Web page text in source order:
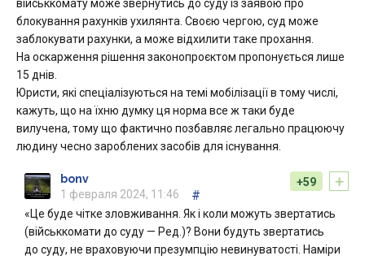
військкомату може звернутись до суду із заявою про
блокування рахунків ухилянта. Своєю чергою, суд може
заблокувати рахунки, а може відхилити таке прохання.
На оскарження рішення законопроєктом пропонується лише
15 днів.
Юристи, які спеціалізуються на темі мобілізації в тому числі,
кажуть, що на їхню думку ця норма все ж таки буде
вилучена, тому що фактично позбавляє легально працюючу
людину чесно зароблених засобів для існування.
+
+59
bonv
1 февраля 2024, 11:46
#
«Це буде чітке зловживання. Як і коли можуть звертатись
(військкомати до суду — Ред.)? Вони будуть звертатись
до суду, не враховуючи презумпцію невинуватості. Наміри